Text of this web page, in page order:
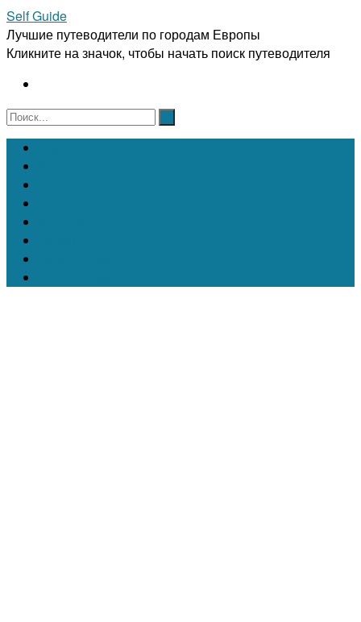
Self Guide
Лучшие путеводители по городам Европы
Кликните на значок, чтобы начать поиск путеводителя